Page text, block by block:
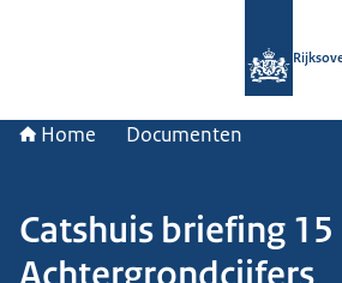
Home Documenten
Catshuis briefing